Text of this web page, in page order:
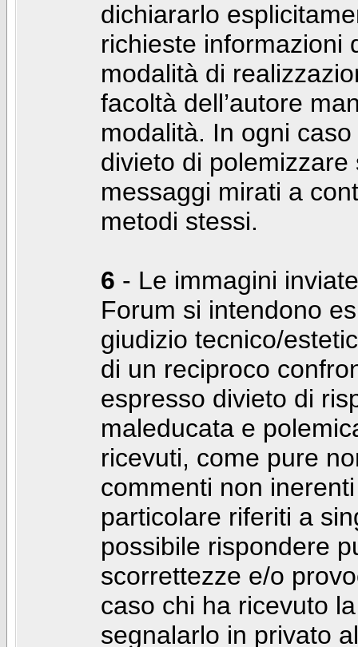
dichiararlo
richieste informazioni
modalità di
facoltà dell’autore
modalità. In ogni
divieto di
messaggi mirati a
metodi stessi.
6 - Le immagini
Forum si intendono
giudizio tecnico/
di un reciproco
espresso divieto di
maleducata e
ricevuti, come pure
commenti non
particolare riferiti a
possibile rispondere
scorrettezze e/o
caso chi ha ricevuto
segnalarlo in privato